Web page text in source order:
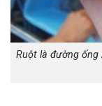
Ruột là đường